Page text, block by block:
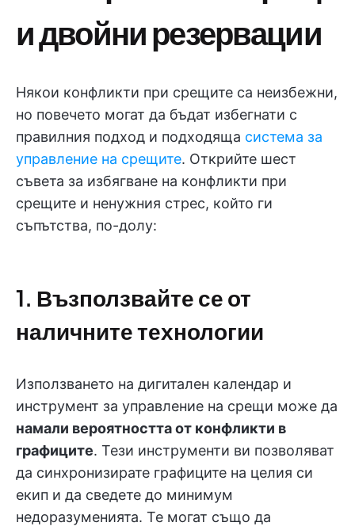
и двойни резервации
Някои конфликти при срещите са неизбежни,
но повечето могат да бъдат избегнати с
правилния подход и подходяща система за
управление на срещите. Открийте шест
съвета за избягване на конфликти при
срещите и ненужния стрес, който ги
съпътства, по-долу:
1. Възползвайте се от
наличните технологии
Използването на дигитален календар и
инструмент за управление на срещи може да
намали вероятността от конфликти в
графиците. Тези инструменти ви позволяват
да синхронизирате графиците на целия си
екип и да сведете до минимум
недоразуменията. Те могат също да